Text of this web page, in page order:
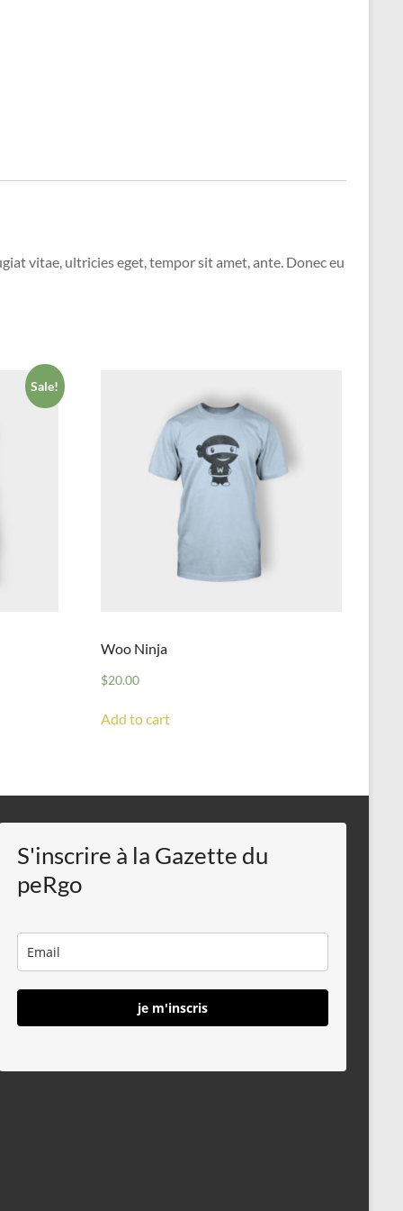
vitae, ultricies eget, tempor sit amet, ante. Donec eu
Sale!
Woo Ninja
$20.00
Add to cart
S'inscrire à la Gazette du
peRgo
je m'inscris